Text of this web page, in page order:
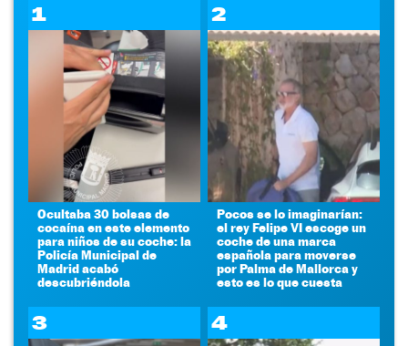
1
Ocultaba 30 bolsas de
cocaína en este elemento
para niños de su coche: la
Policía Municipal de
Madrid acabó
descubriéndola
2
Pocos se lo imaginarían:
el rey Felipe VI escoge un
coche de una marca
española para moverse
por Palma de Mallorca y
esto es lo que cuesta
3 4